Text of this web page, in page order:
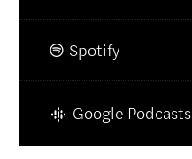
 Spotify
Google Podcasts